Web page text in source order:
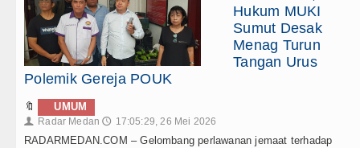
Hukum MUKI
Sumut Desak
Menag Turun
Tangan Urus
Polemik Gereja POUK
🔖 UMUM
👤 Radar Medan 🕔 17:05:29, 26 Mei 2026
RADARMEDAN.COM – Gelombang perlawanan jemaat terhadap